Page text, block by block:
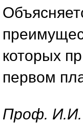
которых
первом
Проф. И.И.